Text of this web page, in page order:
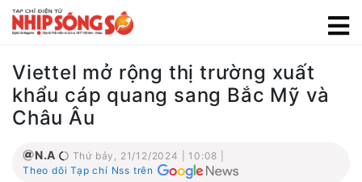
Viettel mở rộng thị trường xuất
khẩu cáp quang sang Bắc Mỹ và
Châu Âu
N.A
Thứ bảy, 21/12/2024 | 10:08 |
Theo dõi Tạp chí Nss trên